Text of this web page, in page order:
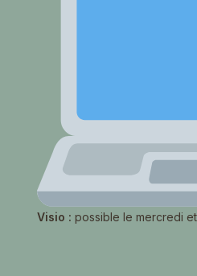
Visio : possible le mercredi